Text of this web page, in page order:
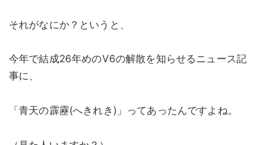
それがなにか？というと、
今年で結成26年めのV6の解散を知らせるニュース記
事に、
「青天の霹靂(へきれき)」ってあったんですよね。